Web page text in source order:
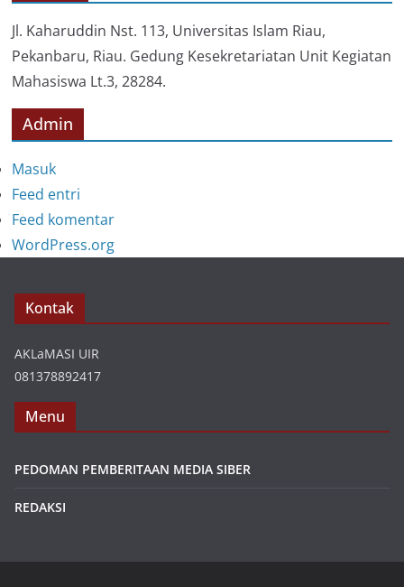
r
i
Jl. Kaharuddin Nst. 113, Universitas Islam Riau,
Pekanbaru, Riau. Gedung Kesekretariatan Unit Kegiatan
Mahasiswa Lt.3, 28284.
Admin
Masuk
Feed entri
Feed komentar
WordPress.org
Kontak
AKLaMASI UIR
081378892417
Menu
PEDOMAN PEMBERITAAN MEDIA SIBER
REDAKSI